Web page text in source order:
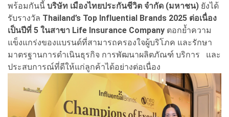
พร้อมกันนี้ บริษัท เมืองไทยประกันชีวิต จำกัด (มหาชน) ยังได้
รับรางวัล Thailand’s Top Influential Brands 2025 ต่อเนื่อง
เป็นปีที่ 5 ในสาขา Life Insurance Company ตอกย้ำความ
แข็งแกร่งของแบรนด์ที่สามารถครองใจผู้บริโภค และรักษา
มาตรฐานการดำเนินธุรกิจ การพัฒนาผลิตภัณฑ์ บริการ และ
ประสบการณ์ที่ดีให้แก่ลูกค้าได้อย่างต่อเนื่อง